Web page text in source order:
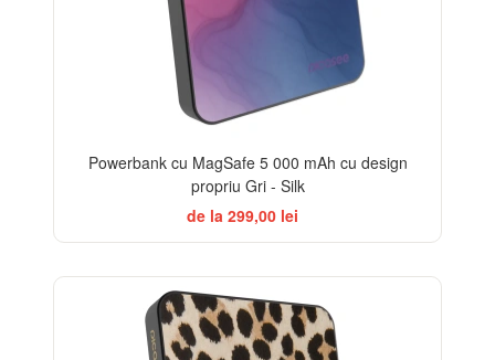
Powerbank cu MagSafe 5 000 mAh cu design
propriu Gri - Silk
de la 299,00 lei